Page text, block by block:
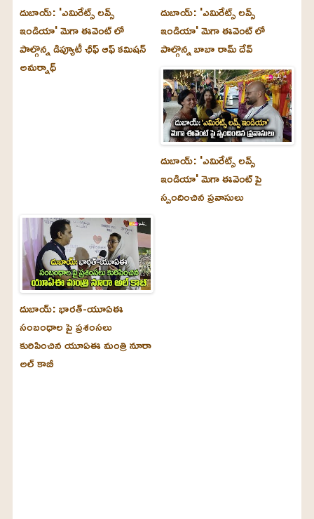
దుబాయ్‌: 'ఎమిరేట్స్ లవ్స్
ఇండియా' మెగా ఈవెంట్ లో
పాల్గొన్న డిప్యూటీ ఛీఫ్ ఆఫ్ కమిషన్
అమర్నాథ్
దుబాయ్‌: 'ఎమిరేట్స్ లవ్స్
ఇండియా' మెగా ఈవెంట్ లో
పాల్గొన్న బాబా రామ్ దేవ్
దుబాయ్‌: 'ఎమిరేట్స్ లవ్స్
ఇండియా' మెగా ఈవెంట్ పై
స్పందించిన ప్రవాసులు
దుబాయ్‌: భారత్-యూఏఈ
సంబంధాల పై ప్రశంసలు
కురిపించిన యూఏఈ మంత్రి నూరా
అల్‌ కాబీ